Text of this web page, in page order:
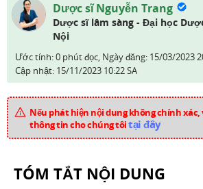
Dược sĩ Nguyễn Trang
Dược sĩ lâm sàng - Đại học
Nội
Ước tính: 0 phút đọc, Ngày đăng: 15/03/2023
Cập nhật: 15/11/2023 10:22 SA
Nếu phát hiện nội dung không chính xác,
thông tin cho chúng tôitại đây
TÓM TẮT NỘI DUNG